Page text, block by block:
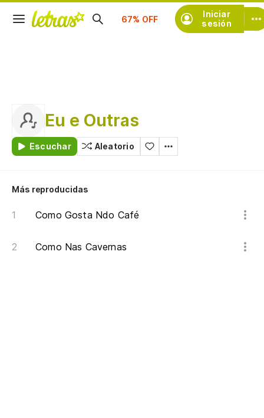
Iniciar
sesión
Suscríbete
Eu e Outras
Escuchar Aleatorio
Más reproducidas
Como Gosta Ndo Café
Como Nas Cavernas